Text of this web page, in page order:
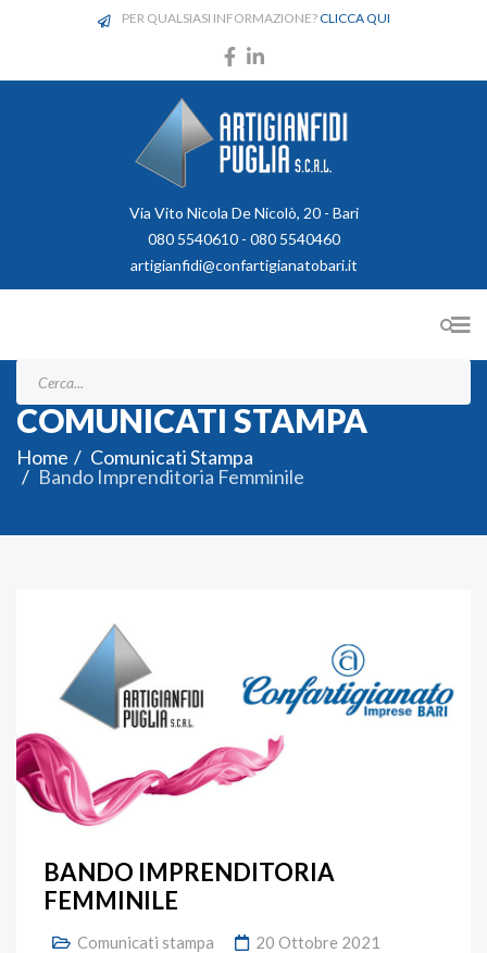
PER QUALSIASI INFORMAZIONE?CLICCA QUI
Via Vito Nicola De Nicolò, 20 - Bari
080 5540610 - 080 5540460
artigianfidi@confartigianatobari.it
COMUNICATI STAMPA
Home
Comunicati Stampa
Bando Imprenditoria Femminile
BANDO IMPRENDITORIA
FEMMINILE
Comunicati stampa 20 Ottobre 2021